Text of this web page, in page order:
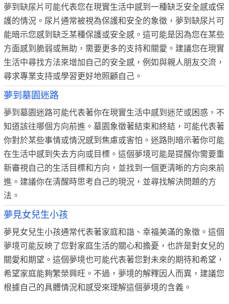
夢到缺尿片可能代表您在現實生活中感到一種缺乏安全感或保
護的情況。尿片通常被視為保護和安全的象徵，夢到缺尿片可
能暗示您感到缺乏某種保護或安全感。這可能是因為您在某些
方面感到脆弱或無助，需要更多的支持和關愛。建議您在現實
生活中尋找方法來增加自己的安全感，例如與親人朋友交流，
尋求專業支持或學習更好地照顧自己。
夢到墓園迷路
夢到墓園迷路可能代表著你在現實生活中感到迷茫或困惑，不
知道該往哪個方向前進。墓園象徵著結束和終結，可能代表著
你對於某些事情或情況感到焦慮或害怕。迷路則暗示著你可能
在生活中感到失去方向或目標。這個夢境可能是提醒你需要重
新審視自己的生活目標和方向，並找到一個更清晰的方向來前
進。建議你在清醒時思考自己的現況，並尋找解決問題的方
法。
夢見女兒生小孩
夢見女兒生小孩通常代表著家庭和諧、幸福美滿的象徵。這個
夢境可能反映了您對家庭生活的關心和擔憂，也許是對女兒的
關愛和期望。這個夢境也可能代表著您對未來的期待和希望，
希望家庭能夠繁榮興旺。不過，夢境的解釋因人而異，建議您
根據自己的具體情況和感受來理解這個夢境的含義。